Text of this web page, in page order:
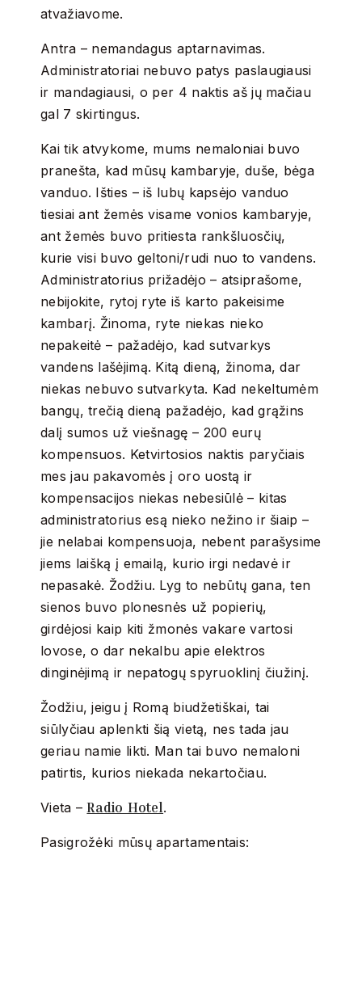
atvažiavome.
Antra – nemandagus aptarnavimas.
Administratoriai nebuvo patys paslaugiausi
ir mandagiausi, o per 4 naktis aš jų mačiau
gal 7 skirtingus.
Kai tik atvykome, mums nemaloniai buvo
pranešta, kad mūsų kambaryje, duše, bėga
vanduo. Išties – iš lubų kapsėjo vanduo
tiesiai ant žemės visame vonios kambaryje,
ant žemės buvo pritiesta rankšluosčių,
kurie visi buvo geltoni/rudi nuo to vandens.
Administratorius prižadėjo – atsiprašome,
nebijokite, rytoj ryte iš karto pakeisime
kambarį. Žinoma, ryte niekas nieko
nepakeitė – pažadėjo, kad sutvarkys
vandens lašėjimą. Kitą dieną, žinoma, dar
niekas nebuvo sutvarkyta. Kad nekeltumėm
bangų, trečią dieną pažadėjo, kad grąžins
dalį sumos už viešnagę – 200 eurų
kompensuos. Ketvirtosios naktis paryčiais
mes jau pakavomės į oro uostą ir
kompensacijos niekas nebesiūlė – kitas
administratorius esą nieko nežino ir šiaip –
jie nelabai kompensuoja, nebent parašysime
jiems laišką į emailą, kurio irgi nedavė ir
nepasakė. Žodžiu. Lyg to nebūtų gana, ten
sienos buvo plonesnės už popierių,
girdėjosi kaip kiti žmonės vakare vartosi
lovose, o dar nekalbu apie elektros
dinginėjimą ir nepatogų spyruoklinį čiužinį.
Žodžiu, jeigu į Romą biudžetiškai, tai
siūlyčiau aplenkti šią vietą, nes tada jau
geriau namie likti. Man tai buvo nemaloni
patirtis, kurios niekada nekartočiau.
Vieta –Radio Hotel.
Pasigrožėki mūsų apartamentais: